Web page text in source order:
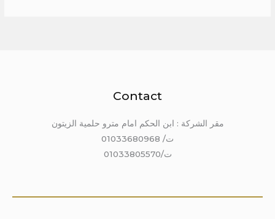
Contact
مقر الشركة : ابن الحكم امام مترو حلمية الزيتون
ت/ 01033680968
ت/01033805570